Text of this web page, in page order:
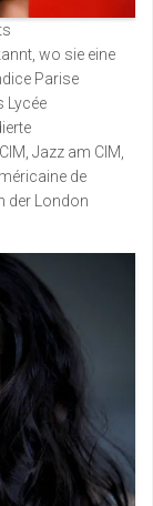
wo sie eine
Parise
Lycée
Jazz am CIM,
de
der London